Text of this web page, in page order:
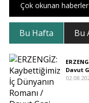
Çok okunan haberler
Bu Hafta Bu
Davut